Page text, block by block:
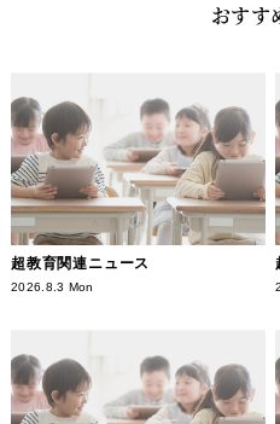
おすす
超教育関連ニュース
2026.8.3 Mon